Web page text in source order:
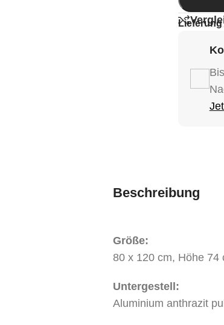
Lieferung
Beschreibung
Größe:
80 x 120 cm, Höhe 74
Untergestell:
Aluminium anthrazit